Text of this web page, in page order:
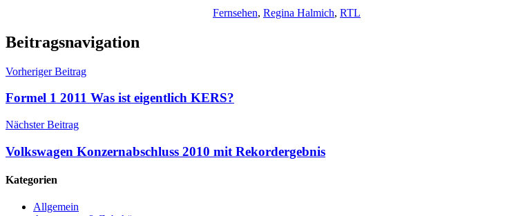
Fernsehen, Regina Halmich, RTL
Beitragsnavigation
Vorheriger Beitrag
Formel 1 2011 Was ist eigentlich KERS?
Nächster Beitrag
Volkswagen Konzernabschluss 2010 mit Rekordergebnis
Kategorien
Allgemein